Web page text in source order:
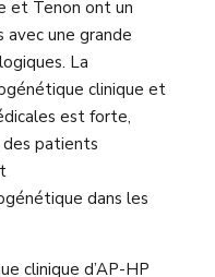
et Tenon ont un
une grande
La
clinique et
est forte,
patients
dans les
clinique d’AP-HP